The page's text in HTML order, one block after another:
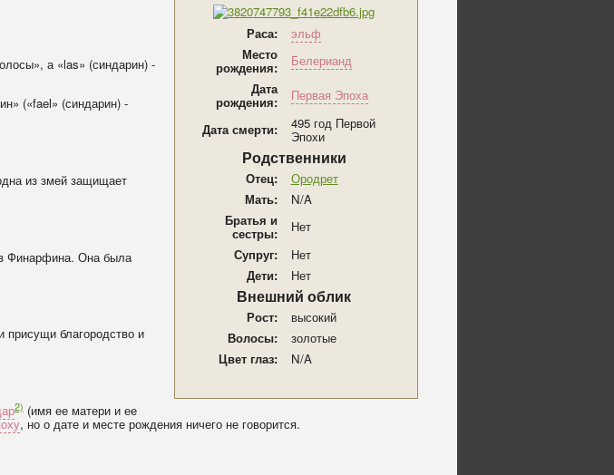
Раса:
эльф
Место
рождения:
Белерианд
Дата
рождения:
Первая Эпоха
Дата смерти:
495 год Первой
Эпохи
Родственники
Отец:
Ородрет
Мать:
N/A
Братья и
сестры:
Нет
Супруг:
Нет
Дети:
Нет
Внешний облик
Рост:
высокий
Волосы:
золотые
Цвет глаз:
N/A
а «las» (синдарин) -
(«fael» (синдарин) -
из змей защищает
Финарфина. Она была
присущи благородство и
2) (имя ее матери и ее
, но о дате и месте рождения ничего не говорится.